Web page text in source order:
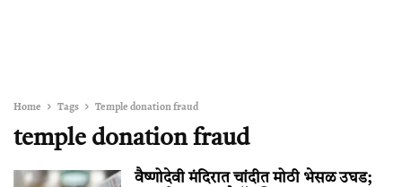
Home Tags Temple donation fraud
temple donation fraud
वैष्णोदेवी मंदिरात चांदीत मोठी भेसळ उघड;